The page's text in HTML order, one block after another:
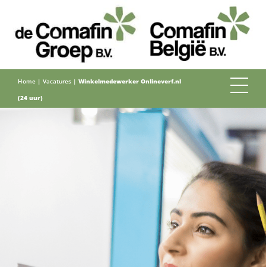
Home | Vacatures | Winkelmedewerker Onlineverf.nl
(24 uur)